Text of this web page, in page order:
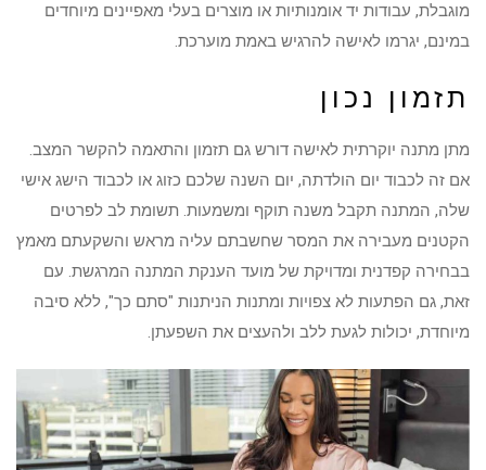
מוגבלת, עבודות יד אומנותיות או מוצרים בעלי מאפיינים מיוחדים
במינם, יגרמו לאישה להרגיש באמת מוערכת.
תזמון נכון
מתן מתנה יוקרתית לאישה דורש גם תזמון והתאמה להקשר המצב.
אם זה לכבוד יום הולדתה, יום השנה שלכם כזוג או לכבוד הישג אישי
שלה, המתנה תקבל משנה תוקף ומשמעות. תשומת לב לפרטים
הקטנים מעבירה את המסר שחשבתם עליה מראש והשקעתם מאמץ
בבחירה קפדנית ומדויקת של מועד הענקת המתנה המרגשת. עם
זאת, גם הפתעות לא צפויות ומתנות הניתנות "סתם כך", ללא סיבה
מיוחדת, יכולות לגעת ללב ולהעצים את השפעתן.